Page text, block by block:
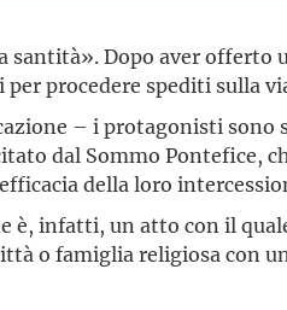
santità». Dopo aver offerto
procedere spediti sulla
– i protagonisti sono
dal Sommo Pontefice,
della loro
è, infatti, un atto con il
o famiglia religiosa con